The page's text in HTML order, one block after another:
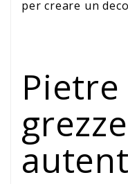
per creare un